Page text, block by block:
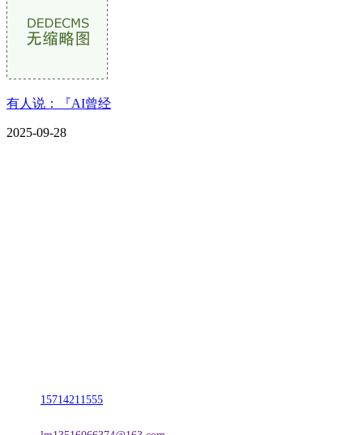
有人说：『AI曾经
2025-09-28
15714211555